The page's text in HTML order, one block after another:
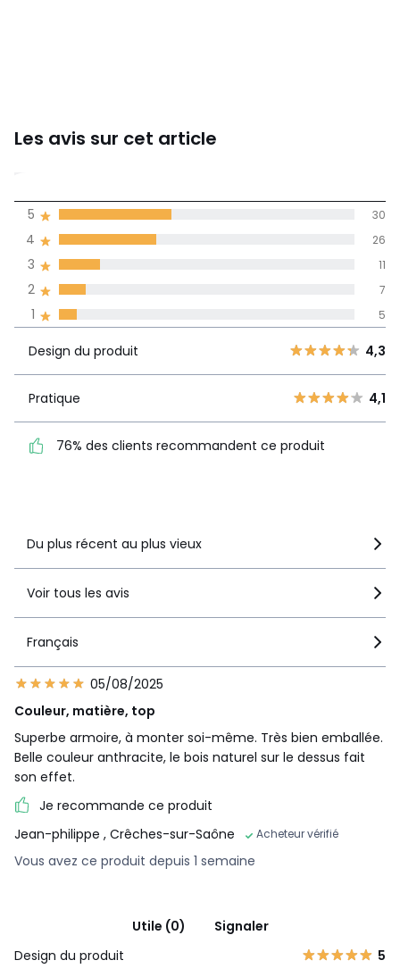
Les avis sur cet article
3,9
4
Design du
4,1
recommandent ce produit
1 5
2 7
3 11
4 26
5 30
Design du produit 4,3
Pratique 4,1
76% des clients recommandent ce produit
Du plus récent au plus vieux
Voir tous les avis
Français
05/08/2025
Couleur, matière, top
Superbe armoire, à monter soi-même. Très bien emballée.
Belle couleur anthracite, le bois naturel sur le dessus fait
son effet.
Je recommande ce produit
Jean-philippe , Crêches-sur-Saône Acheteur vérifié
Vous avez ce produit depuis 1 semaine
Utile (0)
Signaler
Design du produit
5